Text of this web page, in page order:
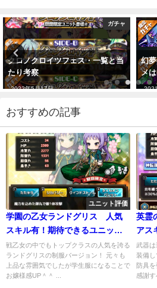
ガチャ
クロノクロイツフェス・一覧と当
たり考察
2022年5月17日
幻
メ
おすすめの記事
ユニット評価
学園の乙女ランドグリス 人気
スキル有！期待できるユニット
です
戦乙女の中でもトップクラスの人気を誇る
ランドグリスの制服バージョン！ 元々も
上品な雰囲気でしたが学生服になることで
お嬢様感UP＾＾ ...
英霊
アス
さす
武器
装備
防具
感謝す